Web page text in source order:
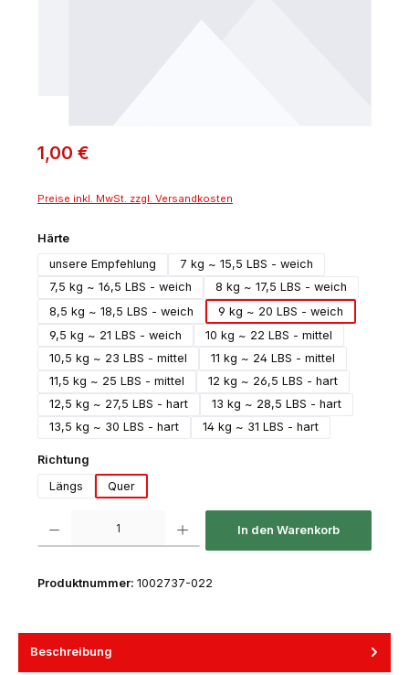
1,00 €
Preise inkl. MwSt. zzgl. Versandkosten
Härteauswählen
unsere Empfehlung
7 kg ~ 15,5 LBS - weich
7,5 kg ~ 16,5 LBS - weich
8 kg ~ 17,5 LBS - weich
8,5 kg ~ 18,5 LBS - weich
9 kg ~ 20 LBS - weich
9,5 kg ~ 21 LBS - weich
10 kg ~ 22 LBS - mittel
10,5 kg ~ 23 LBS - mittel
11 kg ~ 24 LBS - mittel
11,5 kg ~ 25 LBS - mittel
12 kg ~ 26,5 LBS - hart
12,5 kg ~ 27,5 LBS - hart
13 kg ~ 28,5 LBS - hart
13,5 kg ~ 30 LBS - hart
14 kg ~ 31 LBS - hart
Richtung
Längs
Quer
In den Warenkorb
Produktnummer: 1002737-022
Beschreibung